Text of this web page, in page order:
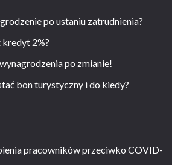
po ustaniu zatrudnienia?
2%?
po zmianie!
bon turystyczny i do kiedy?
pracowników przeciwko COVID-